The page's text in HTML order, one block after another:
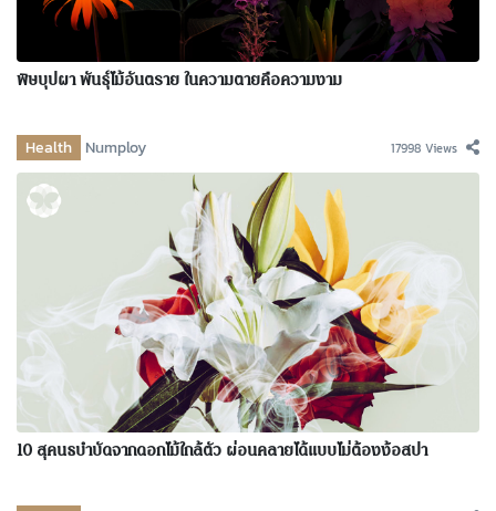
พิษบุปผา พันธุ์ไม้อันตราย ในความตายคือความงาม
Health Numploy 17998 Views
10 สุคนธบำบัดจากดอกไม้ใกล้ตัว ผ่อนคลายได้แบบไม่ต้องง้อสปา